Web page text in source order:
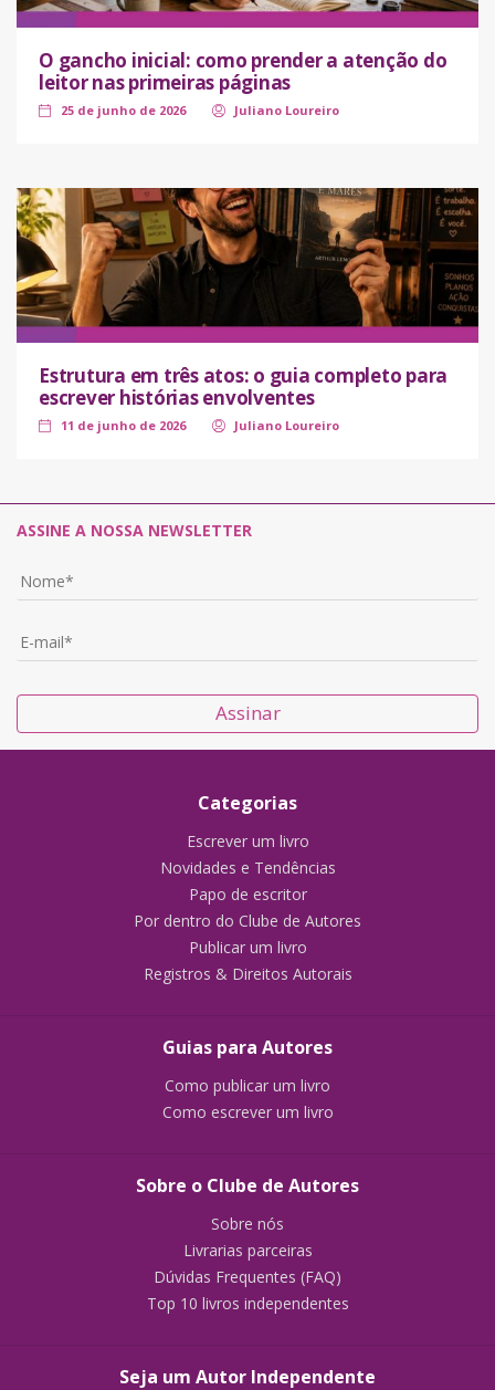
O gancho inicial: como prender a atenção do
leitor nas primeiras páginas
25 de junho de 2026 Juliano Loureiro
Estrutura em três atos: o guia completo para
escrever histórias envolventes
11 de junho de 2026 Juliano Loureiro
ASSINE A NOSSA NEWSLETTER
Assinar
Categorias
Escrever um livro
Novidades e Tendências
Papo de escritor
Por dentro do Clube de Autores
Publicar um livro
Registros & Direitos Autorais
Guias para Autores
Como publicar um livro
Como escrever um livro
Sobre o Clube de Autores
Sobre nós
Livrarias parceiras
Dúvidas Frequentes (FAQ)
Top 10 livros independentes
Seja um Autor Independente